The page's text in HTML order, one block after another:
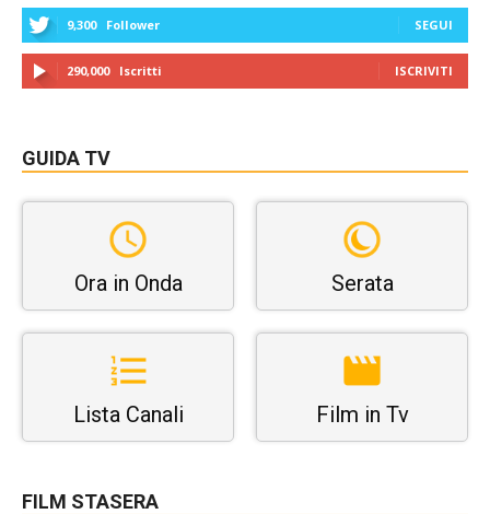
9,300 Follower SEGUI
290,000 Iscritti ISCRIVITI
GUIDA TV
Ora in Onda Serata
Lista Canali Film in Tv
FILM STASERA